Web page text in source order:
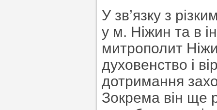
У зв’язку з
у м. Ніжин та в
митрополит
духовенство і
дотримання
Зокрема він ще